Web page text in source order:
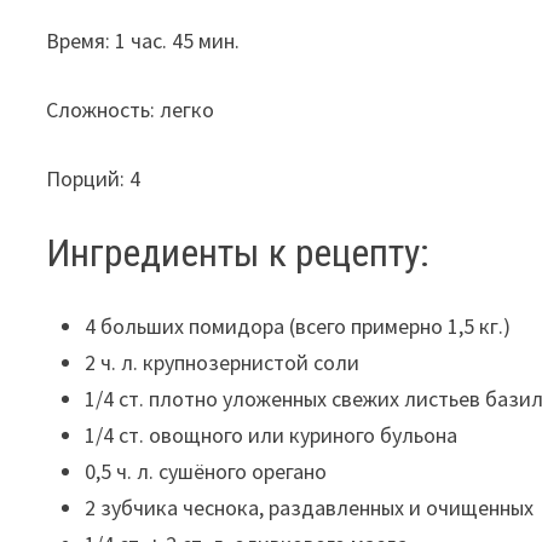
Время: 1 час. 45 мин.
Сложность: легко
Порций: 4
Ингредиенты к рецепту:
4 больших помидора (всего примерно 1,5 кг.)
2 ч. л. крупнозернистой соли
1/4 ст. плотно уложенных свежих листьев
1/4 ст. овощного или куриного бульона
0,5 ч. л. сушёного орегано
2 зубчика чеснока, раздавленных и очищенных